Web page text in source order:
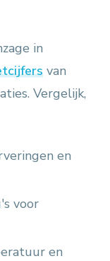
in
van
Vergelijk,
en
voor
en